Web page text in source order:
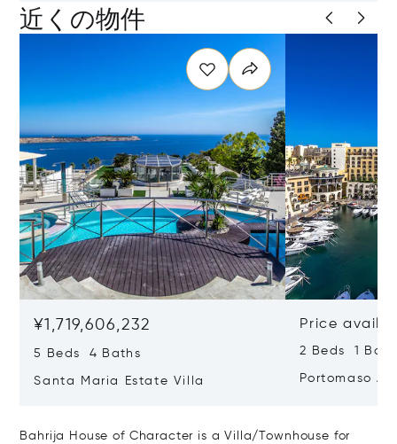
近くの物件
¥1,719,606,232
5 Beds 4 Baths
Santa Maria Estate Villa
Price
2 Beds 1
Portomaso
Bahrija House of Character is a Villa/Townhouse for